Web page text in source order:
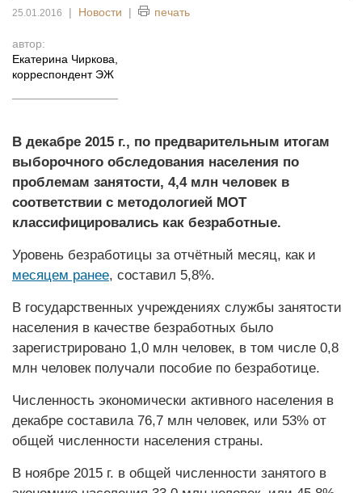
25.01.2016 | Новости | печать
автор:
Екатерина Чиркова
корреспондент ЭЖ
В декабре 2015 г., по предварительным итогам
выборочного обследования населения по
проблемам занятости, 4,4 млн человек в
соответствии с методологией МОТ
классифицировались как безработные.
Уровень безработицы за отчётный месяц, как и
месяцем ранее, составил 5,8%.
В государственных учреждениях службы занятости
населения в качестве безработных было
зарегистрировано 1,0 млн человек, в том числе 0,8
млн человек получали пособие по безработице.
Численность экономически активного населения в
декабре составила 76,7 млн человек, или 53% от
общей численности населения страны.
В ноябре 2015 г. в общей численности занятого в